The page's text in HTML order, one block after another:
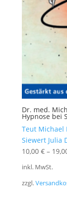
Dr. med.
Hypnose bei
Teut Michael
Siewert Julia
10,00 €–
inkl. MwSt.
zzgl.